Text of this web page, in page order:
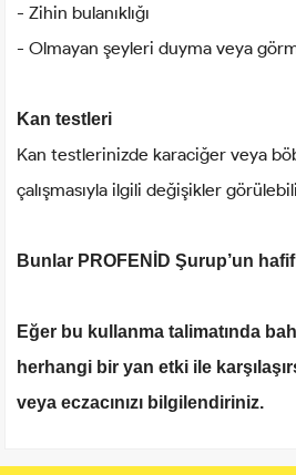
- Zihin bulanıklığı
- Olmayan şeyleri duyma veya
Kan testleri
Kan testlerinizde karaciğer veya
çalışmasıyla ilgili değişikler
Bunlar PROFENİD Şurup’un
Eğer bu kullanma talimatında
herhangi bir yan etki ile
veya eczacınızı bilgilendiriniz.